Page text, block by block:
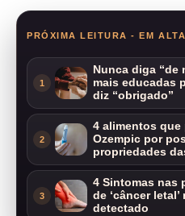
PRÓXIMA LEITURA - EM
1
Nunca diga “de
mais educadas
diz “obrigado”
2
4 alimentos que
Ozempic por
propriedades
3
4 Sintomas nas
de ‘câncer
detectado